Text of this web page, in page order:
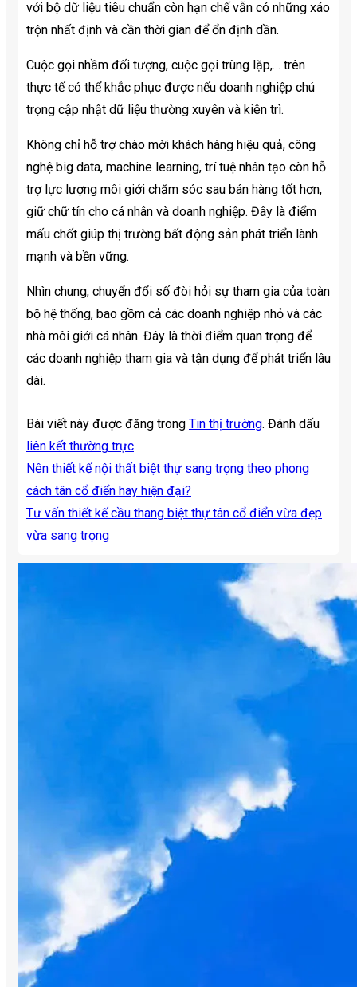
với bộ dữ liệu tiêu chuẩn còn hạn chế vẫn có những xáo
trộn nhất định và cần thời gian để ổn định dần.
Cuộc gọi nhầm đối tượng, cuộc gọi trùng lặp,… trên
thực tế có thể khắc phục được nếu doanh nghiệp chú
trọng cập nhật dữ liệu thường xuyên và kiên trì.
Không chỉ hỗ trợ chào mời khách hàng hiệu quả, công
nghệ big data, machine learning, trí tuệ nhân tạo còn hỗ
trợ lực lượng môi giới chăm sóc sau bán hàng tốt hơn,
giữ chữ tín cho cá nhân và doanh nghiệp. Đây là điểm
mấu chốt giúp thị trường bất động sản phát triển lành
mạnh và bền vững.
Nhìn chung, chuyển đổi số đòi hỏi sự tham gia của toàn
bộ hệ thống, bao gồm cả các doanh nghiệp nhỏ và các
nhà môi giới cá nhân. Đây là thời điểm quan trọng để
các doanh nghiệp tham gia và tận dụng để phát triển lâu
dài.
Bài viết này được đăng trong Tin thị trường. Đánh dấu
liên kết thường trực.
Nên thiết kế nội thất biệt thự sang trọng theo phong
cách tân cổ điển hay hiện đại?
Tư vấn thiết kế cầu thang biệt thự tân cổ điển vừa đẹp
vừa sang trọng